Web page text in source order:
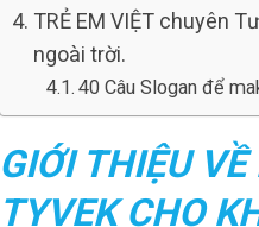
TRẺ EM VIỆT chuyên
ngoài trời.
40 Câu Slogan để
GIỚI THIỆU
TYVEK CHO